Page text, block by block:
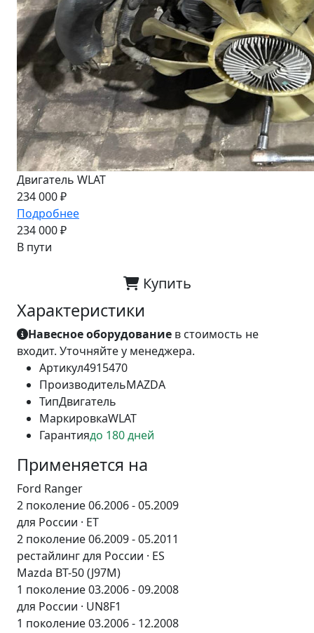
Двигатель WLAT
234 000 ₽
Подробнее
234 000 ₽
В пути
Купить
Характеристики
Навесное оборудование в стоимость не
входит. Уточняйте у менеджера.
Артикул4915470
ПроизводительMAZDA
ТипДвигатель
МаркировкаWLAT
Гарантиядо 180 дней
Применяется на
Ford Ranger
2 поколение 06.2006 - 05.2009
для России · ET
2 поколение 06.2009 - 05.2011
рестайлинг для России · ES
Mazda BT-50 (J97M)
1 поколение 03.2006 - 09.2008
для России · UN8F1
1 поколение 03.2006 - 12.2008